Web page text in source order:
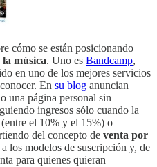
cómo se están posicionando
música. Uno es Bandcamp,
en uno de los mejores servicios
En su blog anuncian
una página personal sin
ingresos sólo cuando la
el 10% y el 15%) o
del concepto de venta por
los modelos de suscripción y, de
para quienes quieran